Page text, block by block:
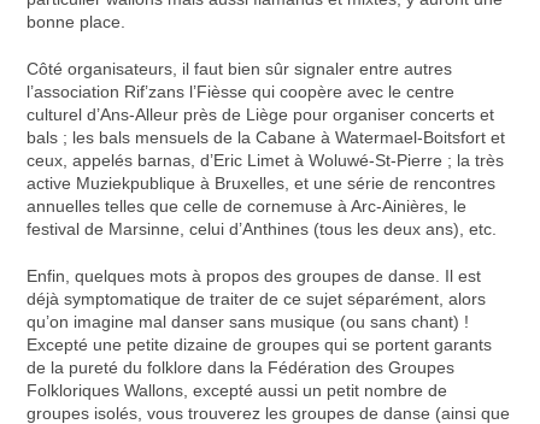
bonne place.
Côté organisateurs, il faut bien sûr signaler entre autres
l’association Rif’zans l’Fièsse qui coopère avec le centre
culturel d’Ans-Alleur près de Liège pour organiser concerts et
bals ; les bals mensuels de la Cabane à Watermael-Boitsfort et
ceux, appelés barnas, d’Eric Limet à Woluwé-St-Pierre ; la très
active Muziekpublique à Bruxelles, et une série de rencontres
annuelles telles que celle de cornemuse à Arc-Ainières, le
festival de Marsinne, celui d’Anthines (tous les deux ans), etc.
Enfin, quelques mots à propos des groupes de danse. Il est
déjà symptomatique de traiter de ce sujet séparément, alors
qu’on imagine mal danser sans musique (ou sans chant) !
Excepté une petite dizaine de groupes qui se portent garants
de la pureté du folklore dans la Fédération des Groupes
Folkloriques Wallons, excepté aussi un petit nombre de
groupes isolés, vous trouverez les groupes de danse (ainsi que